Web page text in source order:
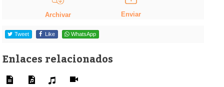
Archivar Enviar
Tweet Like WhatsApp
Enlaces relacionados